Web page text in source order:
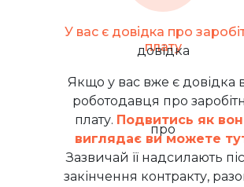
У вас є довідка про
плату
Якщо у вас вже є довідка
роботодавця про
плату. Подвитись як
виглядає ви можете
Зазвичай її надсилають
закінчення контракту,